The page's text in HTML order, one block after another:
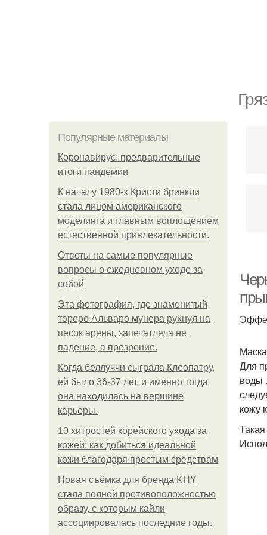
Популярные материалы
Коронавирус: предварительные
итоги пандемии
К началу 1980-х Кристи бринкли
стала лицом американского
моделинга и главным воплощением
естественной привлекательности.
Ответы на самые популярные
вопросы о ежедневном уходе за
собой
Эта фотография, где знаменитый
тореро Альваро мунера рухнул на
песок арены, запечатлела не
падение, а прозрение.
Когда беллуччи сыграла Клеопатру,
ей было 36-37 лет, и именно тогда
она находилась на вершине
карьеры.
10 хитростей корейского ухода за
кожей: как добиться идеальной
кожи благодаря простым средствам
Новая съёмка для бренда KHY
стала полной противоположностью
образу, с которым кайли
ассоциировалась последние годы.
Для
воды
кожу